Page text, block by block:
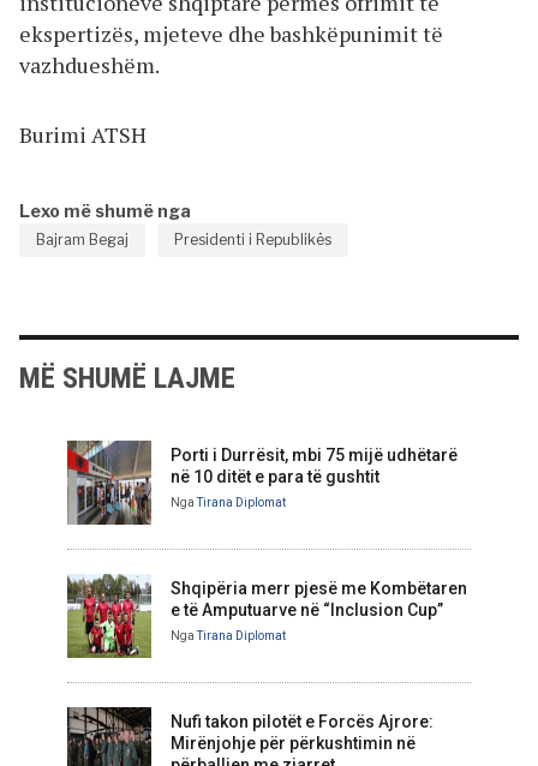
ekspertizës, mjeteve dhe bashkëpunimit të
vazhdueshëm.
Burimi ATSH
Lexo më shumë nga
Bajram Begaj Presidenti i Republikës
MË SHUMË LAJME
Porti i Durrësit, mbi 75 mijë udhëtarë
në 10 ditët e para të gushtit
NgaTirana Diplomat
Shqipëria merr pjesë me Kombëtaren
e të Amputuarve në “Inclusion Cup”
NgaTirana Diplomat
Nufi takon pilotët e Forcës Ajrore:
Mirënjohje për përkushtimin në